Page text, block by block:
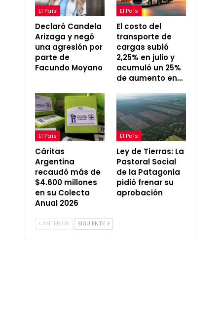
El País
Declaró Candela
Arizaga y negó
una agresión por
parte de
Facundo Moyano
El País
El costo del
transporte de
cargas subió
2,25% en julio y
acumuló un 25%
de aumento en…
El País
Cáritas
Argentina
recaudó más de
$4.600 millones
en su Colecta
Anual 2026
El País
Ley de Tierras: La
Pastoral Social
de la Patagonia
pidió frenar su
aprobación
ANTERIOR SIGUIENTE